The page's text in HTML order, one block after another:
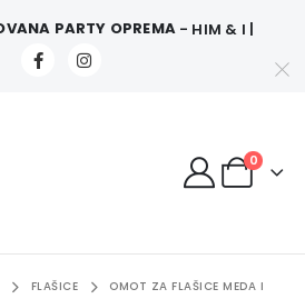
PARTY OPREMA - HIM & I |
0
FLAŠICE OMOT ZA FLAŠICE MEDA I